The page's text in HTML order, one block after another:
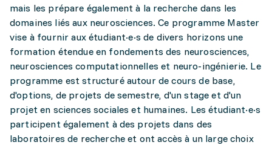
mais les prépare également à la recherche dans les
domaines liés aux neurosciences. Ce programme Master
vise à fournir aux étudiant·e·s de divers horizons une
formation étendue en fondements des neurosciences,
neurosciences computationnelles et neuro-ingénierie. Le
programme est structuré autour de cours de base,
d'options, de projets de semestre, d'un stage et d'un
projet en sciences sociales et humaines. Les étudiant·e·s
participent également à des projets dans des
laboratoires de recherche et ont accès à un large choix